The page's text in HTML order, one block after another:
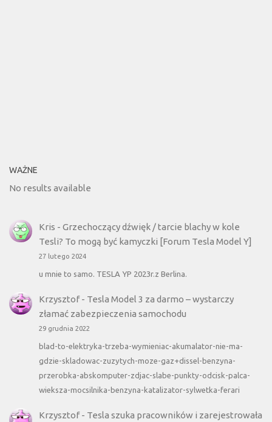
WAŻNE
No results available
Kris - Grzechoczący dźwięk / tarcie blachy w kole
Tesli? To mogą być kamyczki [Forum Tesla Model Y]
27 lutego 2024
u mnie to samo. TESLA YP 2023r.z Berlina.
Krzysztof- Tesla Model 3 za darmo – wystarczy
złamać zabezpieczenia samochodu
29 grudnia 2022
blad-to-elektryka-trzeba-wymieniac-akumalator-nie-ma-
gdzie-skladowac-zuzytych-moze-gaz+dissel-benzyna-
przerobka-abskomputer-zdjac-slabe-punkty-odcisk-palca-
wieksza-mocsilnika-benzyna-katalizator-sylwetka-ferari
Krzysztof- Tesla szuka pracowników i zarejestrowała